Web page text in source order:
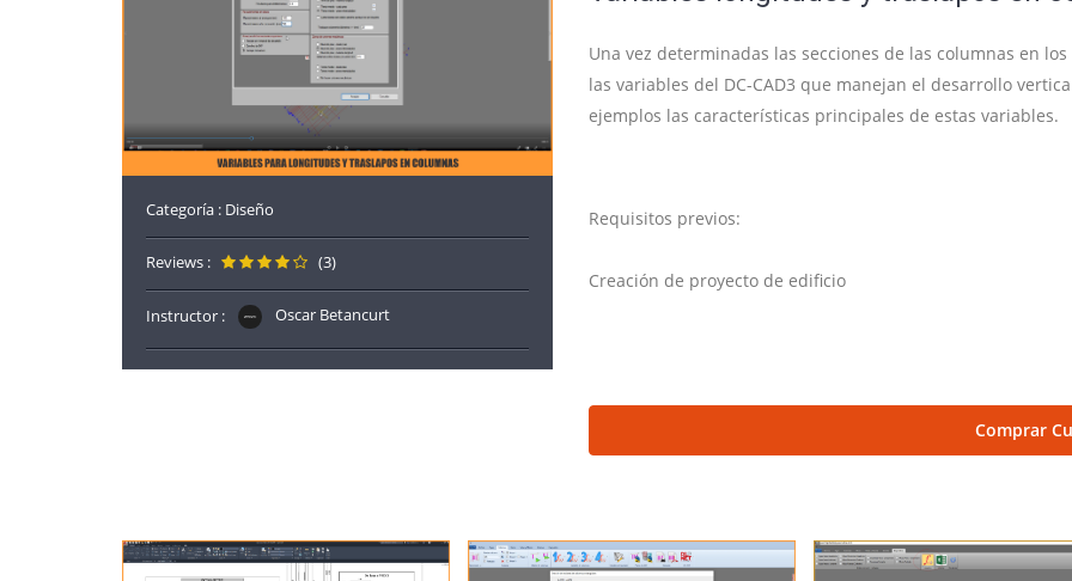
Categoría : Diseño
Reviews : (3)
Instructor : Oscar Betancurt
Una vez determinadas las secciones de las columnas en
las variables del DC-CAD3 que manejan el desarrollo
ejemplos las características principales de estas variables.
Requisitos previos:
Creación de proyecto de edificio
Comprar